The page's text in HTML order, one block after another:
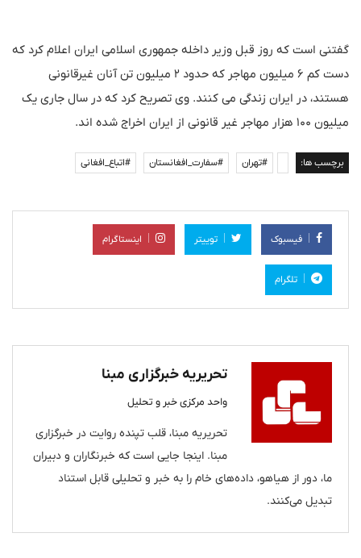
گفتنی است که روز قبل وزیر داخله جمهوری اسلامی ایران اعلام کرد که
دست کم 6 میلیون مهاجر که حدود 2 میلیون تن آنان غیرقانونی
هستند، در ایران زندگی می کنند. وی تصریح کرد که در سال جاری یک
میلیون 100 هزار مهاجر غیر قانونی از ایران اخراج شده اند.
برچسب ها: #تهران #سفارت_افغانستان #اتباع_افغانی
فیسبوک توییتر اینستاگرام
تلگرام
تحریریه خبرگزاری مبنا
واحد مرکزی خبر و تحلیل
تحریریه مبنا، قلب تپنده روایت در خبرگزاری
مبنا. اینجا جایی است که خبرنگاران و دبیران
ما، دور از هیاهو، داده‌های خام را به خبر و تحلیلی قابل استناد
تبدیل می‌کنند.